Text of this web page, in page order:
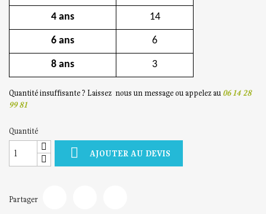
4 ans 14
6 ans 6
8 ans 3
Quantité insuffisante ? Laissez nous un message ou appelez au 06 14 28
99 81
Quantité
 AJOUTER AU DEVIS
Partager